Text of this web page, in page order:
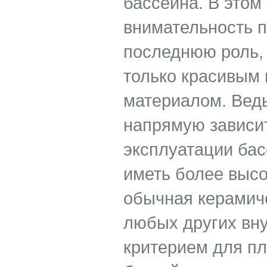
внимательность
последнюю роль,
только красивым
материалом.
напрямую
эксплуатации
иметь более
обычная
любых других
критерием для